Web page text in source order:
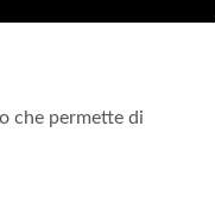
che permette di